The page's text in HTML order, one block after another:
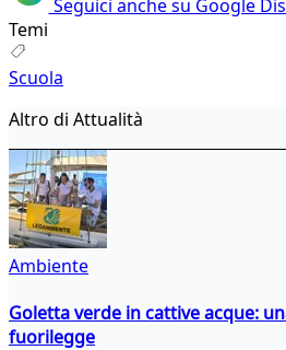
Seguici anche su Google
Temi
Scuola
Altro di Attualità
Ambiente
Goletta verde in cattive acque:
fuorilegge